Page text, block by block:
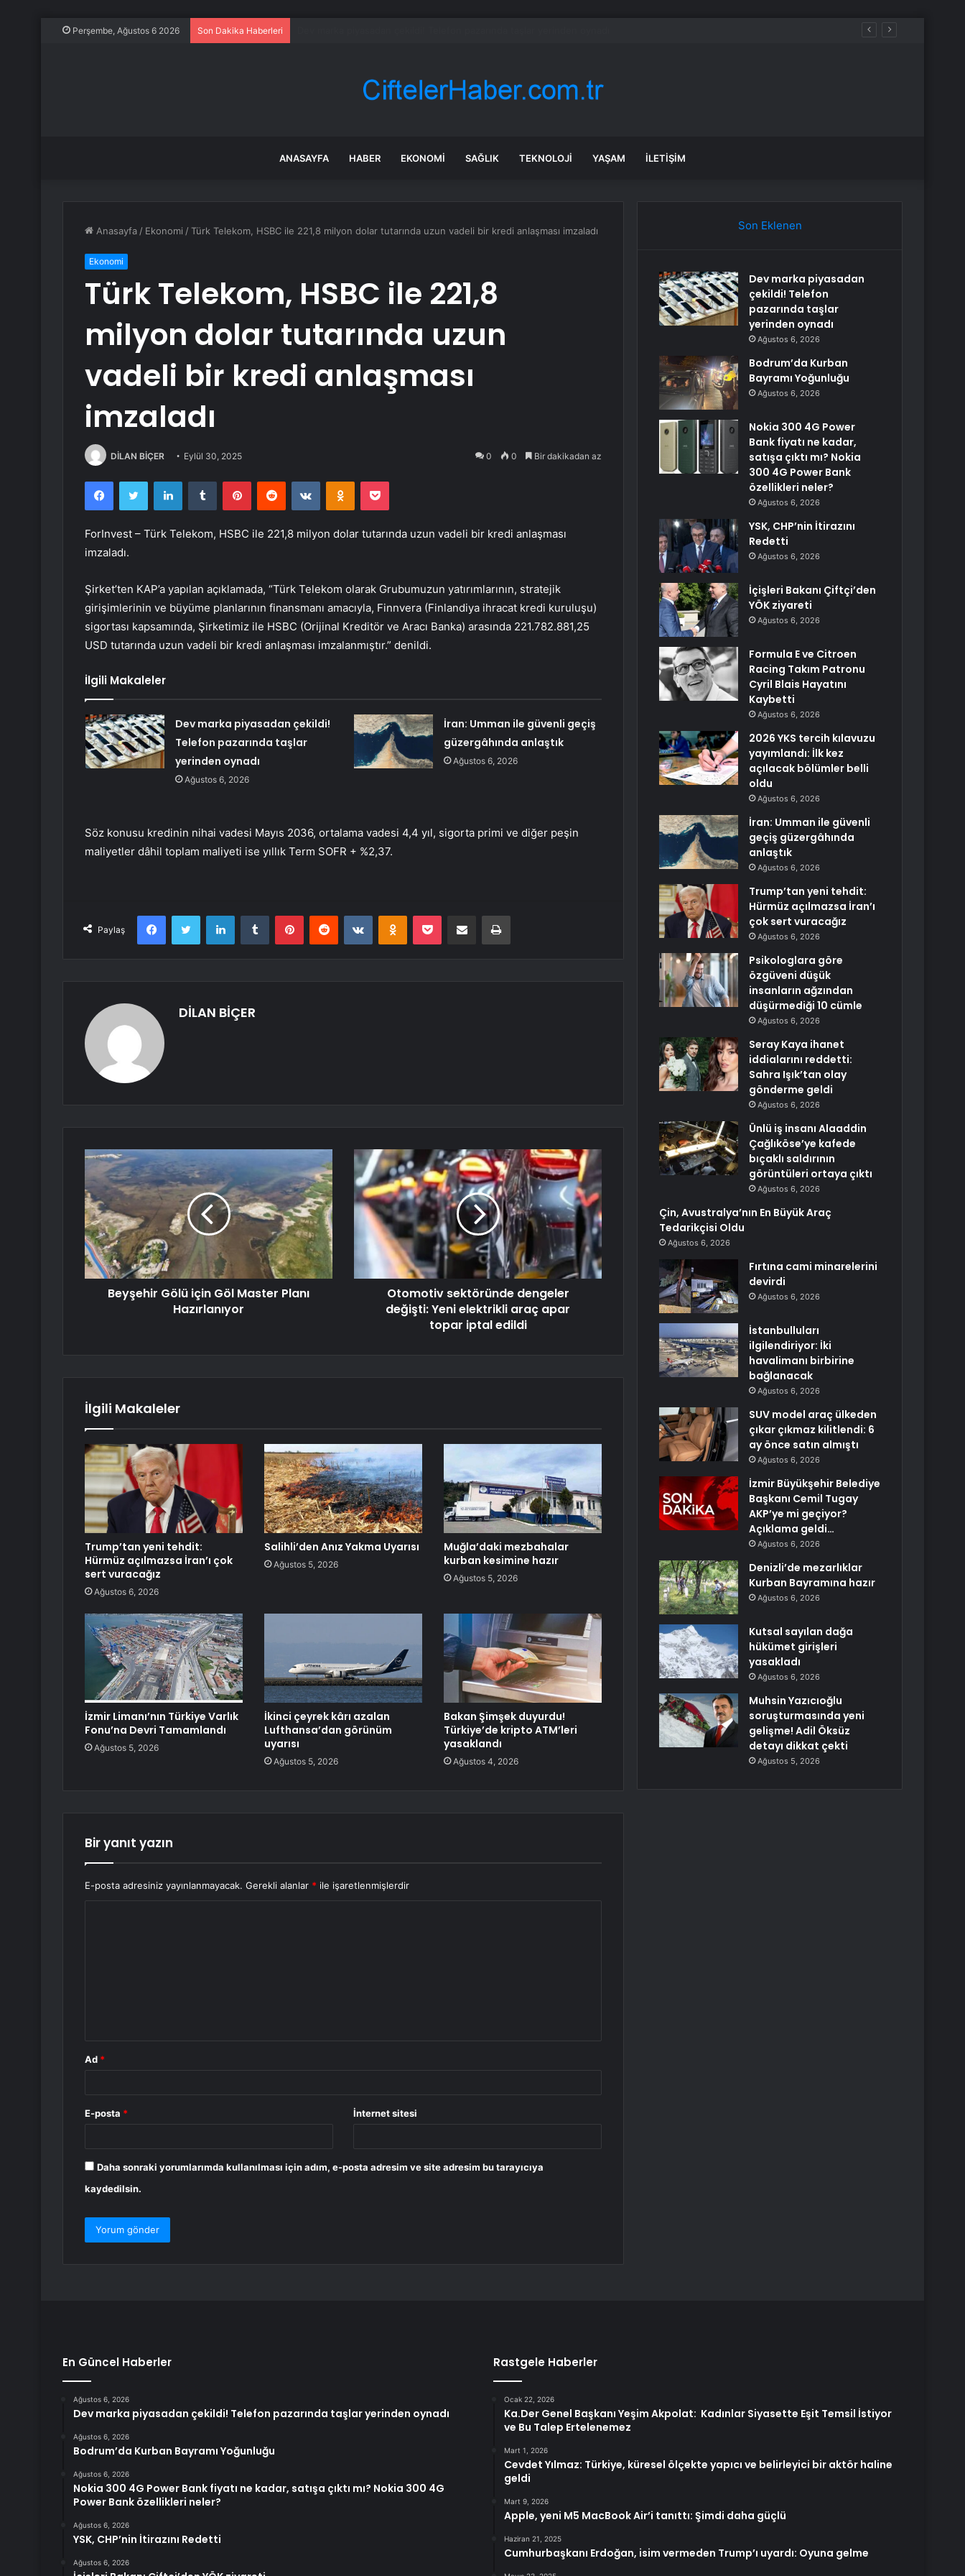
Perşembe, Ağustos 6 2026 Son Dakika Haberleri
ANASAYFA HABER EKONOMI SAĞLIK TEKNOLOJI YAŞAM İLETIŞIM
Anasayfa / Ekonomi /Türk Telekom, HSBC ile 221,8 milyon dolar tutarında uzun vadeli bir kredi anlaşması imzaladı
Ekonomi
Türk Telekom, HSBC ile 221,8
milyon dolar tutarında uzun
vadeli bir kredi anlaşması
imzaladı
DİLAN BİÇER Eylül 30, 2025 0 0 Bir dakikadan az
FacebookTwitter LinkedInTumblr PinterestReddit VKontakteOdnoklassniki
Pocket
ForInvest – Türk Telekom, HSBC ile 221,8 milyon dolar tutarında uzun vadeli bir kredi anlaşması
imzaladı.
Şirket’ten KAP’a yapılan açıklamada, “Türk Telekom olarak Grubumuzun yatırımlarının, stratejik
girişimlerinin ve büyüme planlarının finansmanı amacıyla, Finnvera (Finlandiya ihracat kredi kuruluşu)
sigortası kapsamında, Şirketimiz ile HSBC (Orijinal Kreditör ve Aracı Banka) arasında 221.782.881,25
USD tutarında uzun vadeli bir kredi anlaşması imzalanmıştır.” denildi.
İlgili Makaleler
Dev marka piyasadan çekildi!
Telefon pazarında taşlar
yerinden oynadı
Ağustos 6, 2026
İran: Umman ile güvenli geçiş
güzergâhında anlaştık
Ağustos 6, 2026
Söz konusu kredinin nihai vadesi Mayıs 2036, ortalama vadesi 4,4 yıl, sigorta primi ve diğer peşin
maliyetler dâhil toplam maliyeti ise yıllık Term SOFR + %2,37.
Paylaş
FacebookTwitter LinkedInTumblr PinterestReddit VKontakteOdnoklassniki
Pocket E-Posta ile paylaş Yazdır
DİLAN BİÇER
Beyşehir Gölü için Göl Master Planı
Hazırlanıyor
Otomotiv sektöründe dengeler
değişti: Yeni elektrikli araç apar
topar iptal edildi
İlgili Makaleler
Trump’tan yeni tehdit:
Hürmüz açılmazsa İran’ı çok
sert vuracağız
Ağustos 6, 2026
Salihli’den Anız Yakma Uyarısı
Ağustos 5, 2026
Muğla’daki mezbahalar
kurban kesimine hazır
Ağustos 5, 2026
İzmir Limanı’nın Türkiye Varlık
Fonu’na Devri Tamamlandı
Ağustos 5, 2026
İkinci çeyrek kârı azalan
Lufthansa’dan görünüm
uyarısı
Ağustos 5, 2026
Bakan Şimşek duyurdu!
Türkiye’de kripto ATM’leri
yasaklandı
Ağustos 4, 2026
Bir yanıt yazın
E-posta adresiniz yayınlanmayacak. Gerekli alanlar * ile işaretlenmişlerdir
Ad *
E-posta * İnternet sitesi
Daha sonraki yorumlarımda kullanılması için adım, e-posta adresim ve site adresim bu tarayıcıya
kaydedilsin.
Son Eklenen
Dev marka piyasadan
çekildi! Telefon
pazarında taşlar
yerinden oynadı
Ağustos 6, 2026
Bodrum’da Kurban
Bayramı Yoğunluğu
Ağustos 6, 2026
Nokia 300 4G Power
Bank fiyatı ne kadar,
satışa çıktı mı? Nokia
300 4G Power Bank
özellikleri neler?
Ağustos 6, 2026
YSK, CHP’nin İtirazını
Redetti
Ağustos 6, 2026
İçişleri Bakanı Çiftçi’den
YÖK ziyareti
Ağustos 6, 2026
Formula E ve Citroen
Racing Takım Patronu
Cyril Blais Hayatını
Kaybetti
Ağustos 6, 2026
2026 YKS tercih kılavuzu
yayımlandı: İlk kez
açılacak bölümler belli
oldu
Ağustos 6, 2026
İran: Umman ile güvenli
geçiş güzergâhında
anlaştık
Ağustos 6, 2026
Trump’tan yeni tehdit:
Hürmüz açılmazsa İran’ı
çok sert vuracağız
Ağustos 6, 2026
Psikologlara göre
özgüveni düşük
insanların ağzından
düşürmediği 10 cümle
Ağustos 6, 2026
Seray Kaya ihanet
iddialarını reddetti:
Sahra Işık’tan olay
gönderme geldi
Ağustos 6, 2026
Ünlü iş insanı Alaaddin
Çağlıköse’ye kafede
bıçaklı saldırının
görüntüleri ortaya çıktı
Ağustos 6, 2026
Çin, Avustralya’nın En Büyük Araç
Tedarikçisi Oldu
Ağustos 6, 2026
Fırtına cami minarelerini
devirdi
Ağustos 6, 2026
İstanbulluları
ilgilendiriyor: İki
havalimanı birbirine
bağlanacak
Ağustos 6, 2026
SUV model araç ülkeden
çıkar çıkmaz kilitlendi: 6
ay önce satın almıştı
Ağustos 6, 2026
İzmir Büyükşehir Belediye
Başkanı Cemil Tugay
AKP’ye mi geçiyor?
Açıklama geldi…
Ağustos 6, 2026
Denizli’de mezarlıklar
Kurban Bayramına hazır
Ağustos 6, 2026
Kutsal sayılan dağa
hükümet girişleri
yasakladı
Ağustos 6, 2026
Muhsin Yazıcıoğlu
soruşturmasında yeni
gelişme! Adil Öksüz
detayı dikkat çekti
Ağustos 5, 2026
En Güncel Haberler
Ağustos 6, 2026
Dev marka piyasadan çekildi! Telefon pazarında taşlar yerinden oynadı
Ağustos 6, 2026
Bodrum’da Kurban Bayramı Yoğunluğu
Ağustos 6, 2026
Nokia 300 4G Power Bank fiyatı ne kadar, satışa çıktı mı? Nokia 300 4G
Power Bank özellikleri neler?
Ağustos 6, 2026
YSK, CHP’nin İtirazını Redetti
Ağustos 6, 2026
Rastgele Haberler
Ocak 22, 2026
Ka.Der Genel Başkanı Yeşim Akpolat: Kadınlar Siyasette Eşit Temsil İstiyor
ve Bu Talep Ertelenemez
Mart 1, 2026
Cevdet Yılmaz: Türkiye, küresel ölçekte yapıcı ve belirleyici bir aktör haline
geldi
Mart 9, 2026
Apple, yeni M5 MacBook Air’i tanıttı: Şimdi daha güçlü
Haziran 21, 2025
Cumhurbaşkanı Erdoğan, isim vermeden Trump’ı uyardı: Oyuna gelme